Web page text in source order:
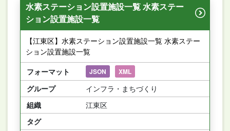
水素ステーション設置施設一覧 水素ステー
ション設置施設一覧
【江東区】水素ステーション設置施設一覧 水素ステー
ション設置施設一覧
フォーマット
JSON XML
グループ
インフラ・まちづくり
組織
江東区
タグ